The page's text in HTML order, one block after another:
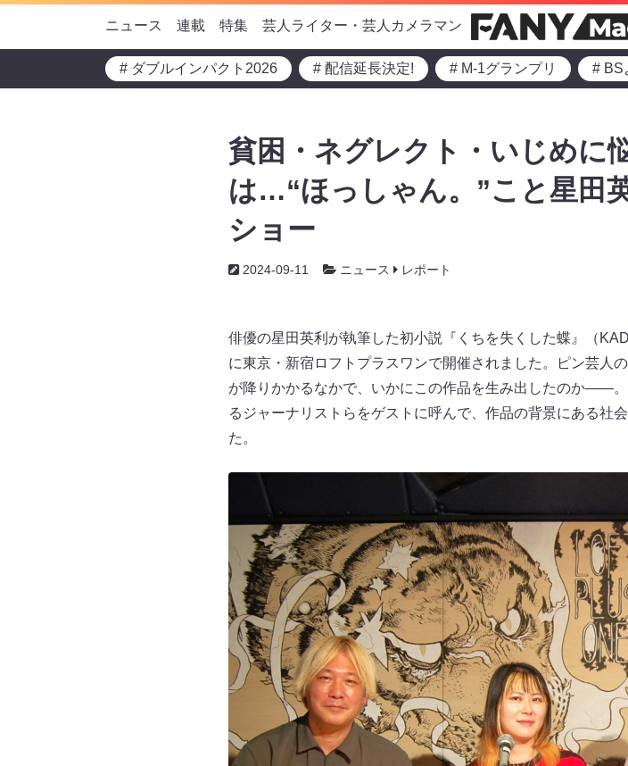
ニュース 連載 特集 芸人ライター・芸人カメラマン
# ダブルインパクト2026 # 配信延長決定! # M-1グランプリ # BS
貧困・ネグレクト・いじめに
は…“ほっしゃん。”こと星田
ショー
2024-09-11 ニュース レポート
俳優の星田英利が執筆した初小説『くちを失くした蝶』（
に東京・新宿ロフトプラスワンで開催されました。ピン芸人
が降りかかるなかで、いかにこの作品を生み出したのか――
るジャーナリストらをゲストに呼んで、作品の背景にある社
た。